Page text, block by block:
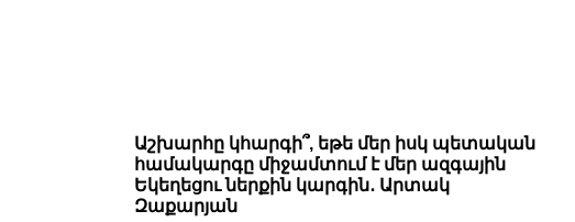
Աշխարհը կհարգի՞, եթե մեր իսկ պետական
համակարգը միջամտում է մեր ազգային
Եկեղեցու ներքին կարգին․ Արտակ
Զաքարյան